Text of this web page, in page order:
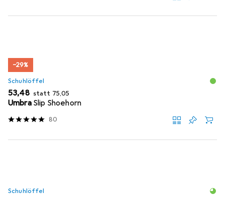
−29%
Schuhlöffel
EUR
53,48 statt EUR
75,05
Umbra Slip Shoehorn
80
Schuhlöffel